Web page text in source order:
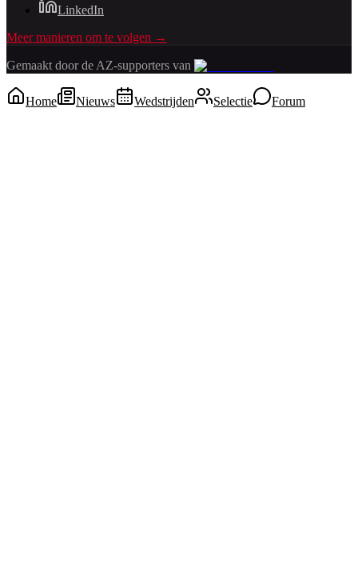
LinkedIn
Meer manieren om te volgen →
Gemaakt door de AZ-supporters van
Home Nieuws Wedstrijden Selectie Forum